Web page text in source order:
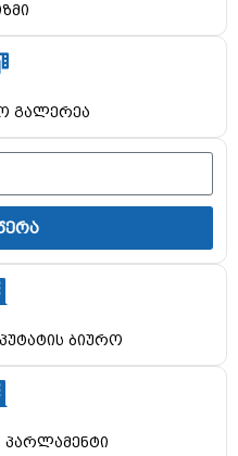
გალერეა
ბიურო